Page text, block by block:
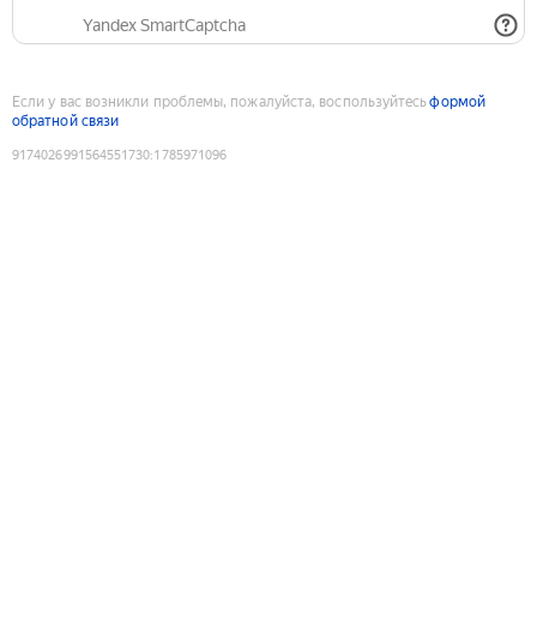
Yandex SmartCaptcha
Если у вас возникли проблемы, пожалуйста, воспользуйтесьформой
обратной связи
9174026991564551730:1785971096